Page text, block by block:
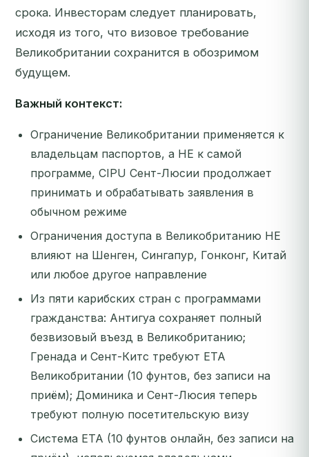
срока. Инвесторам следует планировать,
исходя из того, что визовое требование
Великобритании сохранится в обозримом
будущем.
Важный контекст:
Ограничение Великобритании применяется к
владельцам паспортов, а НЕ к самой
программе, CIPU Сент-Люсии продолжает
принимать и обрабатывать заявления в
обычном режиме
Ограничения доступа в Великобританию НЕ
влияют на Шенген, Сингапур, Гонконг, Китай
или любое другое направление
Из пяти карибских стран с программами
гражданства: Антигуа сохраняет полный
безвизовый въезд в Великобританию;
Гренада и Сент-Китс требуют ETA
Великобритании (10 фунтов, без записи на
приём); Доминика и Сент-Люсия теперь
требуют полную посетительскую визу
Система ETA (10 фунтов онлайн, без записи на